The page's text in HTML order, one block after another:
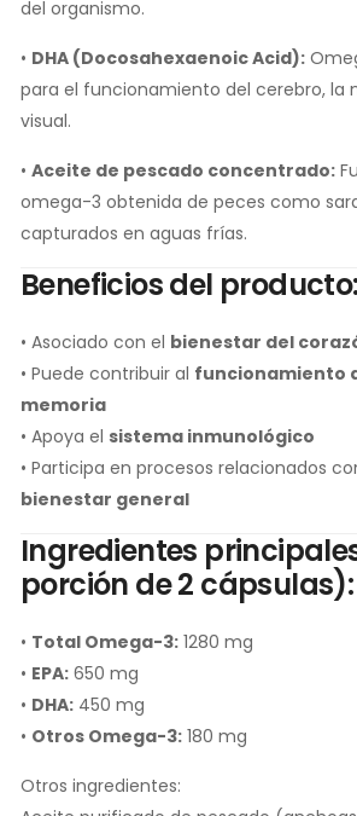
del organismo.
• DHA (Docosahexaenoic Acid):
para el funcionamiento del cerebro, la
visual.
• Aceite de pescado concentrado:
omega-3 obtenida de peces como
capturados en aguas frías.
Beneficios del producto:
• Asociado con el bienestar del
• Puede contribuir al funcionamiento
memoria
• Apoya el sistema inmunológico
• Participa en procesos relacionados
bienestar general
Ingredientes
porción de 2 cápsulas):
• Total Omega-3: 1280 mg
• EPA: 650 mg
• DHA: 450 mg
• Otros Omega-3: 180 mg
Otros ingredientes: